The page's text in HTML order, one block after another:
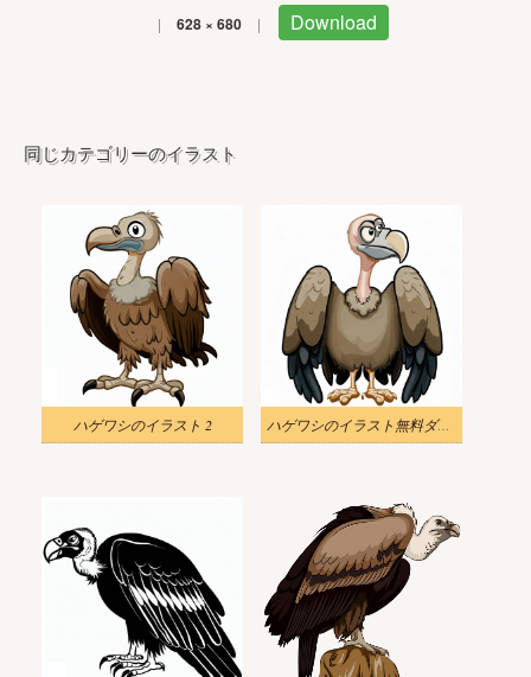
| 628 × 680 | Download
同じカテゴリーのイラスト
ハゲワシのイラスト 2 ハゲワシのイラスト無料ダウンロード